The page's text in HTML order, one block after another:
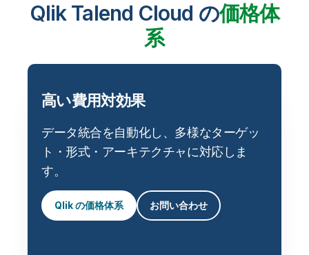
Qlik Talend Cloud の価格体
系
高い費用対効果
データ統合を自動化し、多様なターゲッ
ト・形式・アーキテクチャに対応しま
す。
Qlik の価格体系 お問い合わせ